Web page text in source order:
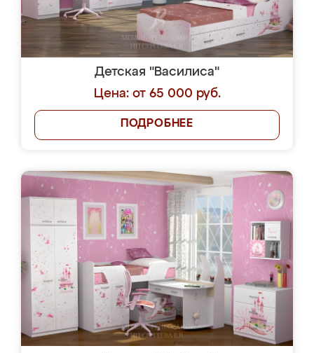
Детская "Василиса"
Цена: от 65 000 руб.
ПОДРОБНЕЕ